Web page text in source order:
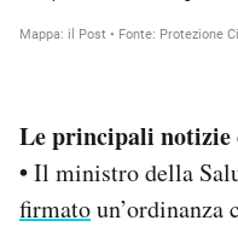
Le principali notizie
•Il ministro della
firmato